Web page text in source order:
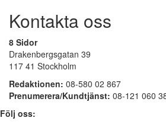
Kontakta oss
8 Sidor
Drakenbergsgatan 39
117 41 Stockholm
Redaktionen: 08-580 02 867
Prenumerera/Kundtjänst: 08-121 060
Följ oss: